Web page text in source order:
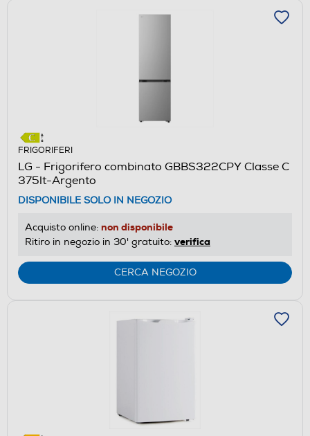
FRIGORIFERI
LG - Frigorifero combinato GBBS322CPY Classe C
375lt-Argento
DISPONIBILE SOLO IN NEGOZIO
Acquisto online: non disponibile
Ritiro in negozio in 30' gratuito: verifica
CERCA NEGOZIO